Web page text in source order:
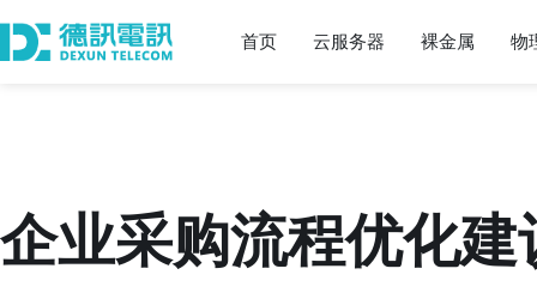
首页 云服务器 裸金属 物
企业采购流程优化